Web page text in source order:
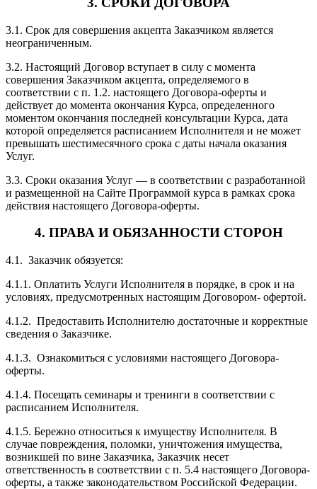
3.1. Срок для совершения акцепта Заказчиком является
неограниченным.
3.2. Настоящий Договор вступает в силу с момента
совершения Заказчиком акцепта, определяемого в
соответствии с п. 1.2. настоящего Договора-оферты и
действует до момента окончания Курса, определенного
моментом окончания последней консультации Курса, дата
которой определяется расписанием Исполнителя и не может
превышать шестимесячного срока с даты начала оказания
Услуг.
3.3. Сроки оказания Услуг — в соответствии с разработанной
и размещенной на Сайте Программой курса в рамках срока
действия настоящего Договора-оферты.
4. ПРАВА И ОБЯЗАННОСТИ СТОРОН
4.1. Заказчик обязуется:
4.1.1. Оплатить Услуги Исполнителя в порядке, в срок и на
условиях, предусмотренных настоящим Договором- офертой.
4.1.2. Предоставить Исполнителю достаточные и корректные
сведения о Заказчике.
4.1.3. Ознакомиться с условиями настоящего Договора-
оферты.
4.1.4. Посещать семинары и тренинги в соответствии с
расписанием Исполнителя.
4.1.5. Бережно относиться к имуществу Исполнителя. В
случае повреждения, поломки, уничтожения имущества,
возникшей по вине Заказчика, Заказчик несет
ответственность в соответствии с п. 5.4 настоящего Договора-
оферты, а также законодательством Российской Федерации.